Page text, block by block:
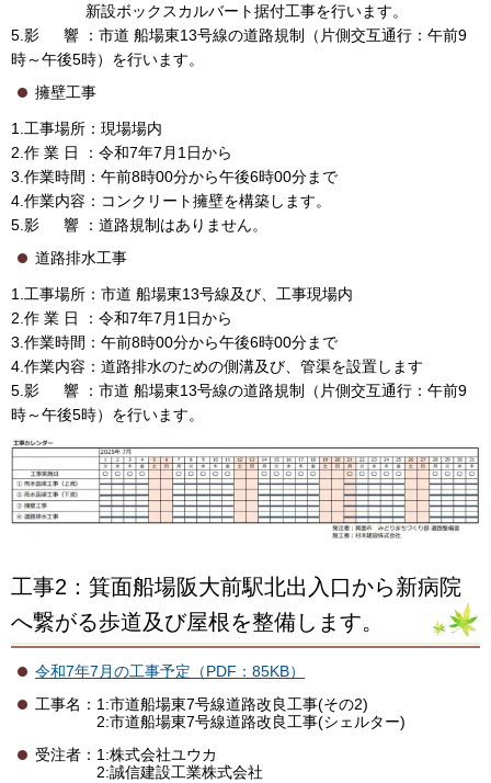
新設ボックスカルバート据付工事を行います。
5.影 響 ：市道 船場東13号線の道路規制（片側交互通行：午前9
時～午後5時）を行います。
擁壁工事
1.工事場所：現場場内
2.作 業 日 ：令和7年7月1日から
3.作業時間：午前8時00分から午後6時00分まで
4.作業内容：コンクリート擁壁を構築します。
5.影 響 ：道路規制はありません。
道路排水工事
1.工事場所：市道 船場東13号線及び、工事現場内
2.作 業 日 ：令和7年7月1日から
3.作業時間：午前8時00分から午後6時00分まで
4.作業内容：道路排水のための側溝及び、管渠を設置します
5.影 響 ：市道 船場東13号線の道路規制（片側交互通行：午前9
時～午後5時）を行います。
工事2：箕面船場阪大前駅北出入口から新病院
へ繋がる歩道及び屋根を整備します。
令和7年7月の工事予定（PDF：85KB）
工事名：1:市道船場東7号線道路改良工事(その2)
2:市道船場東7号線道路改良工事(シェルター)
受注者：1:株式会社ユウカ
2:誠信建設工業株式会社